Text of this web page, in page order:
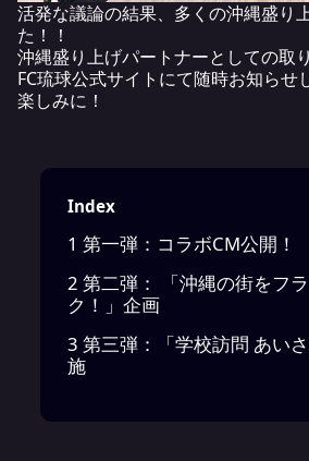
活発な議論の結果、多くの沖縄盛り
た！！
沖縄盛り上げパートナーとしての取
FC琉球公式サイトにて随時お知らせ
楽しみに！
Index
1 第一弾：コラボCM公開！
2 第二弾： 「沖縄の街をフ
ク！」企画
3 第三弾：「学校訪問 あい
施